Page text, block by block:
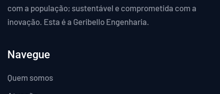
com a população; sustentável e comprometida com a
inovação. Esta é a Geribello Engenharia.
Navegue
Quem somos